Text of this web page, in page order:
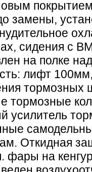
замены,
сидения с
на полке
лифт
тормозных
тормозные
усилитель
Откидная
фары на